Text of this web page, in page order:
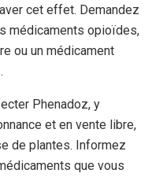
cet effet. Demandez
médicaments opioïdes,
ou un médicament
Phenadoz, y
et en vente libre,
de plantes. Informez
que vous